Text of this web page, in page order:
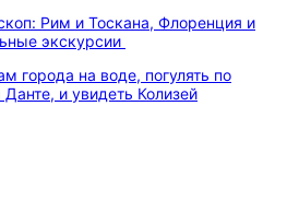
Рим и Тоскана, Флоренция и
экскурсии
города на воде, погулять по
и увидеть Колизей